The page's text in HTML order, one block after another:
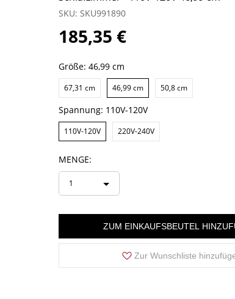
SKU: SKU991890
185,35 €
Größe: 46,99 cm
67,31 cm 46,99 cm 50,8 cm
Spannung: 110V-120V
110V-120V 220V-240V
MENGE:
1
ZUM EINKAUFSBEUTEL
Zur Wunschliste